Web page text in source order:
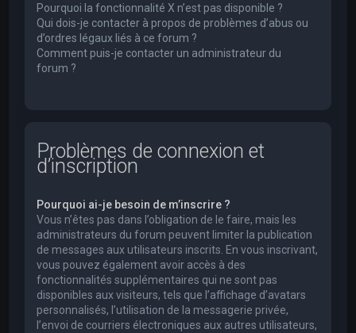
Pourquoi la fonctionnalité X n’est pas disponible ?
Qui dois-je contacter à propos de problèmes d’abus ou
d’ordres légaux liés à ce forum ?
Comment puis-je contacter un administrateur du
forum ?
Problèmes de connexion et
d’inscription
Pourquoi ai-je besoin de m’inscrire ?
Vous n’êtes pas dans l’obligation de le faire, mais les
administrateurs du forum peuvent limiter la publication
de messages aux utilisateurs inscrits. En vous inscrivant,
vous pouvez également avoir accès à des
fonctionnalités supplémentaires qui ne sont pas
disponibles aux visiteurs, tels que l’affichage d’avatars
personnalisés, l’utilisation de la messagerie privée,
l’envoi de courriers électroniques aux autres utilisateurs,